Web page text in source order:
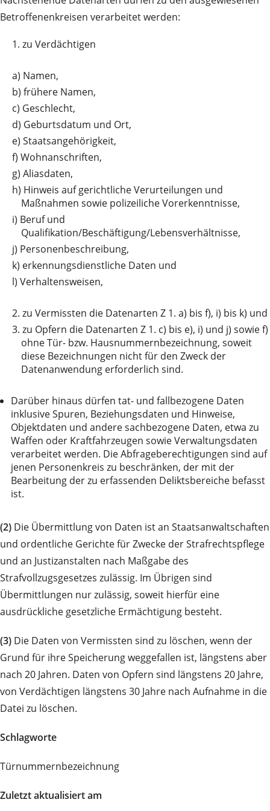
Betroffenenkreisen verarbeitet werden:
1. zu Verdächtigen
a) Namen,
b) frühere Namen,
c) Geschlecht,
d) Geburtsdatum und Ort,
e) Staatsangehörigkeit,
f) Wohnanschriften,
g) Aliasdaten,
h) Hinweis auf gerichtliche Verurteilungen und
Maßnahmen sowie polizeiliche Vorerkenntnisse,
i) Beruf und
Qualifikation/Beschäftigung/Lebensverhältnisse,
j) Personenbeschreibung,
k) erkennungsdienstliche Daten und
l) Verhaltensweisen,
2. zu Vermissten die Datenarten Z 1. a) bis f), i) bis k) und
3. zu Opfern die Datenarten Z 1. c) bis e), i) und j) sowie f)
ohne Tür- bzw. Hausnummernbezeichnung, soweit
diese Bezeichnungen nicht für den Zweck der
Datenanwendung erforderlich sind.
Darüber hinaus dürfen tat- und fallbezogene Daten
inklusive Spuren, Beziehungsdaten und Hinweise,
Objektdaten und andere sachbezogene Daten, etwa zu
Waffen oder Kraftfahrzeugen sowie Verwaltungsdaten
verarbeitet werden. Die Abfrageberechtigungen sind auf
jenen Personenkreis zu beschränken, der mit der
Bearbeitung der zu erfassenden Deliktsbereiche befasst
ist.
(2) Die Übermittlung von Daten ist an Staatsanwaltschaften
und ordentliche Gerichte für Zwecke der Strafrechtspflege
und an Justizanstalten nach Maßgabe des
Strafvollzugsgesetzes zulässig. Im Übrigen sind
Übermittlungen nur zulässig, soweit hierfür eine
ausdrückliche gesetzliche Ermächtigung besteht.
(3) Die Daten von Vermissten sind zu löschen, wenn der
Grund für ihre Speicherung weggefallen ist, längstens aber
nach 20 Jahren. Daten von Opfern sind längstens 20 Jahre,
von Verdächtigen längstens 30 Jahre nach Aufnahme in die
Datei zu löschen.
Schlagworte
Türnummernbezeichnung
Zuletzt aktualisiert am